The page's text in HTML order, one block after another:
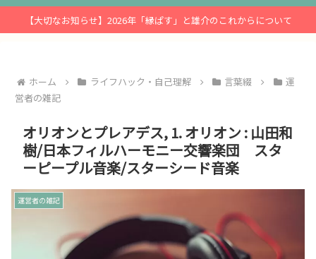
【大切なお知らせ】2026年「縁ぱす」と雄介のこれからについて
ホーム ライフハック・自己理解 言葉綴
運
営者の雑記
オリオンとプレアデス, 1. オリオン : 山田和
樹/日本フィルハーモニー交響楽団 スタ
ーピープル音楽/スターシード音楽
運営者の雑記